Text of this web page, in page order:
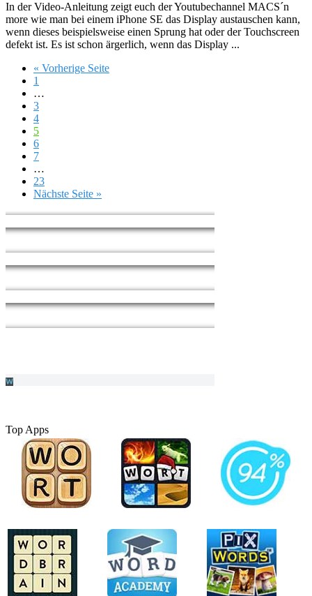
In der Video-Anleitung zeigt euch der Youtubechannel MACS´n
more wie man bei einem iPhone SE das Display austauschen kann,
wenn dieses beispielsweise einen Sprung hat oder der Touchscreen
defekt ist. Es ist schon ärgerlich, wenn das Display ...
« Vorherige Seite
1
…
3
4
5
6
7
…
23
Nächste Seite »
Top Apps